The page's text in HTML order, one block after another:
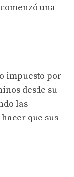
una
impuesto por
desde su
las
que sus